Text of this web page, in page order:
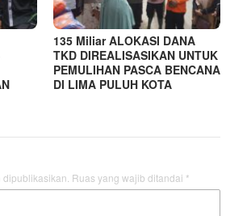
135 Miliar ALOKASI DANA
TKD DIREALISASIKAN UNTUK
PEMULIHAN PASCA BENCANA
DI LIMA PULUH KOTA
Ruas yang wajib ditandai *